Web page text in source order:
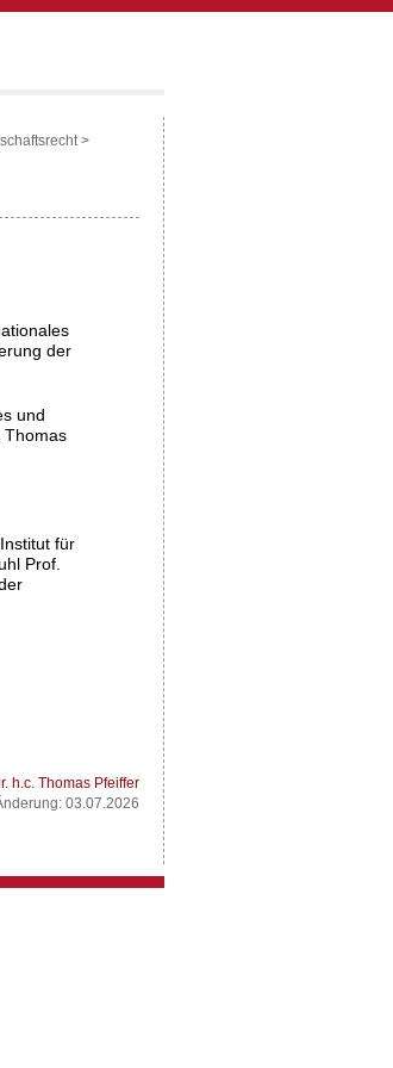
>
der
und
Thomas
für
Prof.
h.c. Thomas Pfeiffer
03.07.2026